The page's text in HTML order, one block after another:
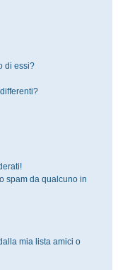
di essi?
spam da qualcuno in
mia lista amici o